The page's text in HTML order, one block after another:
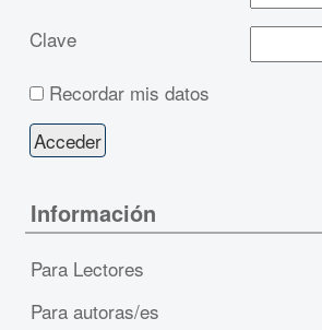
Clave
Recordar mis datos
Información
Para Lectores
Para autoras/es